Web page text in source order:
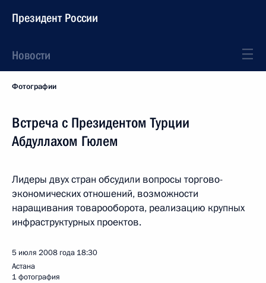
Президент России
Новости
Фотографии
Встреча с Президентом Турции
Абдуллахом Гюлем
Лидеры двух стран обсудили вопросы торгово-
экономических отношений, возможности
наращивания товарооборота, реализацию крупных
инфраструктурных проектов.
5 июля 2008 года 18:30
Астана
1 фотография